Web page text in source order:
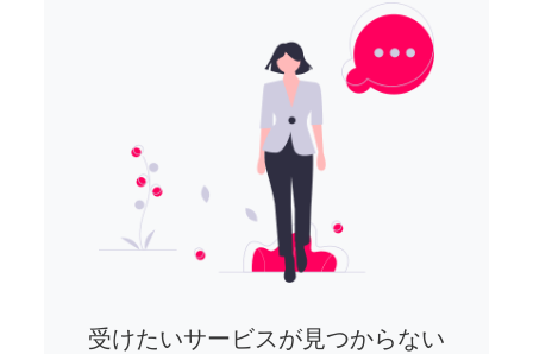
受けたいサービスが見つからない